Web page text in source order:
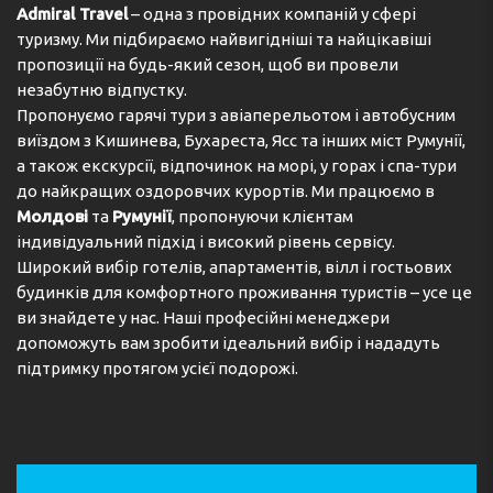
Admiral Travel– одна з провідних компаній у сфері
туризму. Ми підбираємо найвигідніші та найцікавіші
пропозиції на будь-який сезон, щоб ви провели
незабутню відпустку.
Пропонуємо гарячі тури з авіаперельотом і автобусним
виїздом з Кишинева, Бухареста, Ясс та інших міст Румунії,
а також екскурсії, відпочинок на морі, у горах і спа-тури
до найкращих оздоровчих курортів. Ми працюємо в
Молдові та Румунії, пропонуючи клієнтам
індивідуальний підхід і високий рівень сервісу.
Широкий вибір готелів, апартаментів, вілл і гостьових
будинків для комфортного проживання туристів – усе це
ви знайдете у нас. Наші професійні менеджери
допоможуть вам зробити ідеальний вибір і нададуть
підтримку протягом усієї подорожі.